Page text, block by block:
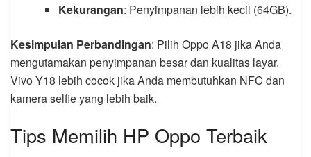
Kekurangan: Penyimpanan lebih kecil (64GB).
Kesimpulan Perbandingan: Pilih Oppo A18 jika Anda
mengutamakan penyimpanan besar dan kualitas layar.
Vivo Y18 lebih cocok jika Anda membutuhkan NFC dan
kamera selfie yang lebih baik.
Tips Memilih HP Oppo Terbaik